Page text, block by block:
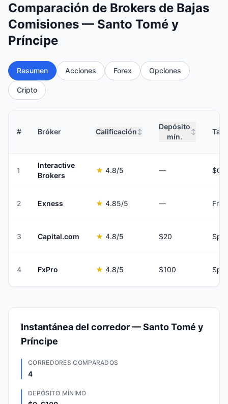
Comparación de Brokers de Bajas
Comisiones — Santo Tomé y
Príncipe
Resumen Acciones Forex Opciones
Cripto
# Bróker Calificación ↕
Depósito
mín.
↕
1
Interactive
Brokers
★ 4.8/5 —
2 Exness ★ 4.85/5 —
3 Capital.com ★ 4.8/5 $20
4 FxPro ★ 4.8/5 $100
Instantánea del corredor — Santo Tomé y
Príncipe
CORREDORES COMPARADOS
4
DEPÓSITO MÍNIMO